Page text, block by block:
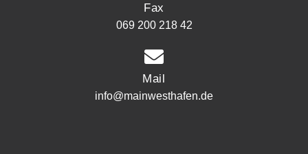
Fax
069 200 218 42
Mail
info@mainwesthafen.de